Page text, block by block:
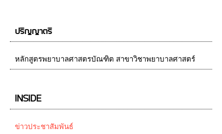
ปริญญาตรี
หลักสูตรพยาบาลศาสตรบัณฑิต สาขาวิชาพยาบาลศาสตร์
INSIDE
ข่าวประชาสัมพันธ์